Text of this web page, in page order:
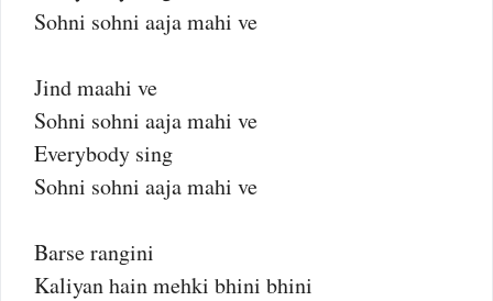
Sohni sohni aaja mahi ve
Jind maahi ve
Sohni sohni aaja mahi ve
Everybody sing
Sohni sohni aaja mahi ve
Barse rangini
Kaliyan hain mehki bhini bhini